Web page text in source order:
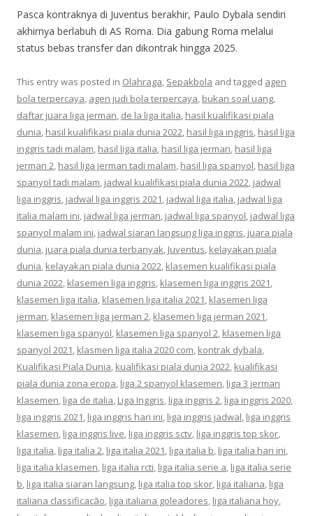
Pasca kontraknya di Juventus berakhir, Paulo Dybala sendiri
akhirnya berlabuh di AS Roma. Dia gabung Roma melalui
status bebas transfer dan dikontrak hingga 2025.
This entry was posted in Olahraga, Sepakbola and tagged agen
bola terpercaya, agen judi bola terpercaya, bukan soal uang,
daftar juara liga jerman, de la liga italia, hasil kualifikasi piala
dunia, hasil kualifikasi piala dunia 2022, hasil liga inggris, hasil liga
inggris tadi malam, hasil liga italia, hasil liga jerman, hasil liga
jerman 2, hasil liga jerman tadi malam, hasil liga spanyol, hasil liga
spanyol tadi malam, jadwal kualifikasi piala dunia 2022, jadwal
liga inggris, jadwal liga inggris 2021, jadwal liga italia, jadwal liga
italia malam ini, jadwal liga jerman, jadwal liga spanyol, jadwal liga
spanyol malam ini, jadwal siaran langsung liga inggris, juara piala
dunia, juara piala dunia terbanyak, Juventus, kelayakan piala
dunia, kelayakan piala dunia 2022, klasemen kualifikasi piala
dunia 2022, klasemen liga inggris, klasemen liga inggris 2021,
klasemen liga italia, klasemen liga italia 2021, klasemen liga
jerman, klasemen liga jerman 2, klasemen liga jerman 2021,
klasemen liga spanyol, klasemen liga spanyol 2, klasemen liga
spanyol 2021, klasmen liga italia 2020 com, kontrak dybala,
Kualifikasi Piala Dunia, kualifikasi piala dunia 2022, kualifikasi
piala dunia zona eropa, liga 2 spanyol klasemen, liga 3 jerman
klasemen, liga de italia, Liga Inggris, liga inggris 2, liga inggris 2020,
liga inggris 2021, liga inggris hari ini, liga inggris jadwal, liga inggris
klasemen, liga inggris live, liga inggris sctv, liga inggris top skor,
liga italia, liga italia 2, liga italia 2021, liga italia b, liga italia hari ini,
liga italia klasemen, liga italia rcti, liga italia serie a, liga italia serie
b, liga italia siaran langsung, liga italia top skor, liga italiana, liga
italiana classificação, liga italiana goleadores, liga italiana hoy,